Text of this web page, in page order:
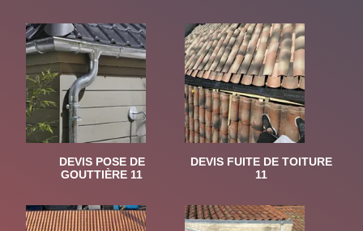
DEVIS POSE DE
GOUTTIÈRE 11
DEVIS FUITE DE TOITURE
11